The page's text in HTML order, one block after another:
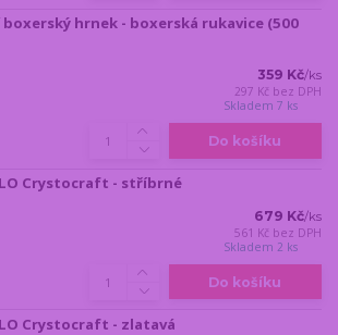
hrnek - boxerská rukavice (500
359 Kč/ks
297 Kč bez DPH
Skladem 7 ks
Do košíku
Crystocraft - stříbrné
679 Kč/ks
561 Kč bez DPH
Skladem 2 ks
Do košíku
Crystocraft - zlatavá